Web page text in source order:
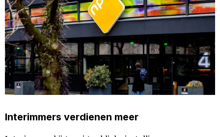
Interimmers verdienen meer